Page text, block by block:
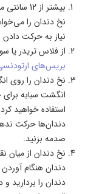
بیشتر
نخ دندان را
نیاز به حرکت دادن
از فلاس تریدر یا
بریس‌های
نخ دندان را روی
انگشت سبابه
استفاده خواهید
دندان‌ها حرکت
صدمه بزنید.
نخ دندان از میان
دندان هنگام
دندان را بردارید و